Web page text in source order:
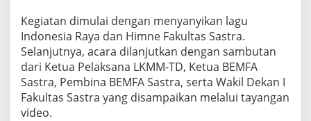
A
T
A
N
L
K
M
Kegiatan dimulai dengan menyanyikan lagu
Indonesia Raya dan Himne Fakultas Sastra.
Selanjutnya, acara dilanjutkan dengan sambutan
dari Ketua Pelaksana LKMM-TD, Ketua BEMFA
Sastra, Pembina BEMFA Sastra, serta Wakil Dekan I
Fakultas Sastra yang disampaikan melalui tayangan
video.